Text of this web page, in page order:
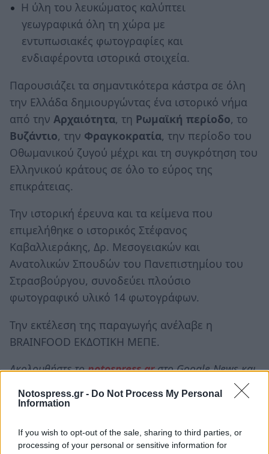
Notospress.gr - Do Not Process My Personal
Information
If you wish to opt-out of the sale, sharing to third parties, or
processing of your personal or sensitive information for
Η ύλη του λευκώματος καλύπτει
γεωγραφικά όλη τη χώρα με
εντυπωσιακές φωτογραφίες και
ενδιαφέροντα ιστορικά στοιχεία.
Παρουσιάζει τα σημαντικότερα κάστρα σε όλη
την Ελλάδα δημιουργώντας ένα ιστορικό νήμα
από την Αρχαιότητα, τη Ρωμαϊκή περίοδο, το
Βυζάντιο, την Φραγκοκρατία, την περίοδο του
Οθωμανικού ζυγού μέχρι και τη συγκρότηση του
Ελληνικού κράτους σε όλο το εύρος της
επικράτειας.
Την ιστορική έρευνα και τα κείμενα που
επιμελήθηκε ο ιστορικός Στέφανος
Καβαλλιεράκης, Δρ. Μεσογειακών και
Ανατολικών Σπουδών του Πανεπιστημίου του
Στρασβούργου, συνοδεύει πλούσιο
φωτογραφικό υλικό 14 φωτογράφων.
Την εκτέλεση της παραγωγής ανέλαβε η
BRAINFOOD ΕΚΔΟΤΙΚΗ ΜΕΠΕ.
Ακολουθήστε τοnotospress.grστο Google News και
TAGS: ΕΛΛΗΝΙΚΟΣ ΟΡΓΑΝΙΣΜΟΣ ΤΟΥΡΙΣΜΟΥ